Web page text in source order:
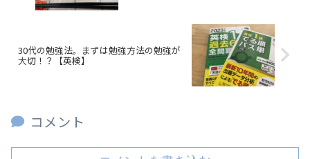
30代の勉強法。まずは勉強方法の勉強が
大切！？【英検】
コメント